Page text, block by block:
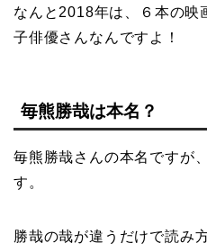
なんと2018年は、６本の映
子俳優さんなんですよ！
毎熊勝哉は本名？
毎熊勝哉さんの本名ですが
す。
勝哉の哉が違うだけで読み